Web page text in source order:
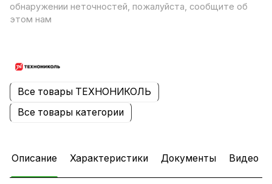
обнаружении неточностей, пожалуйста, сообщите об
этом нам
Все товары ТЕХНОНИКОЛЬ
Все товары категории
Описание Характеристики Документы Видео